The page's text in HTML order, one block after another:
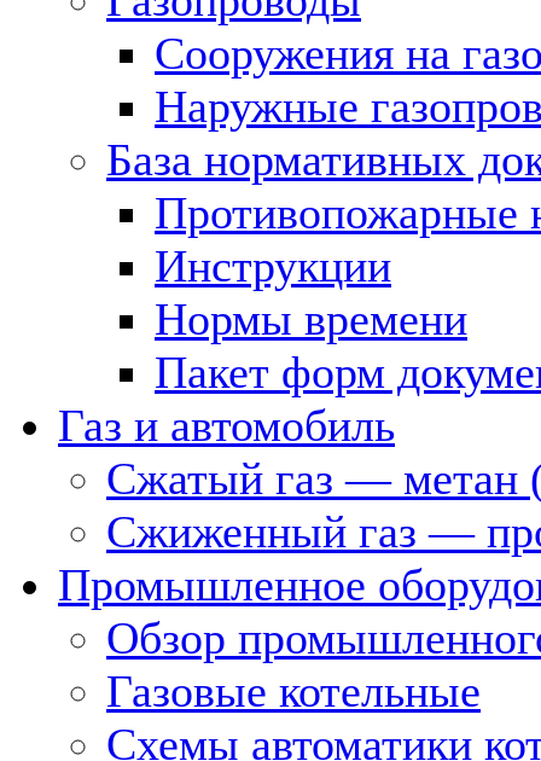
Сооружения на
Наружные
База нормативных
Противопожарные
Инструкции
Нормы времени
Пакет форм
Газ и автомобиль
Сжатый газ — метан
Сжиженный газ —
Промышленное
Обзор
Газовые котельные
Схемы автоматики